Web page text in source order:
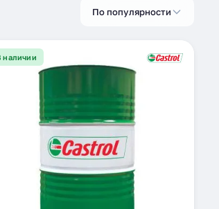
По популярности
наличии